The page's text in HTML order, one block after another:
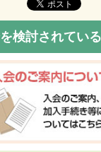
検討されてい